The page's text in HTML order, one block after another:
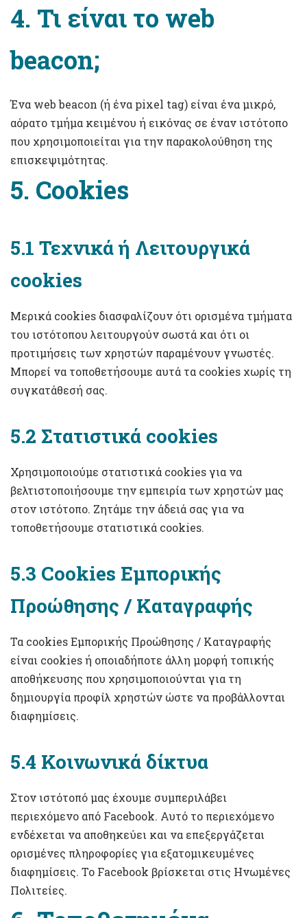
4. Τι είναι το web
beacon;
Ένα web beacon (ή ένα pixel tag) είναι ένα μικρό,
αόρατο τμήμα κειμένου ή εικόνας σε έναν ιστότοπο
που χρησιμοποιείται για την παρακολούθηση της
επισκεψιμότητας.
5. Cookies
5.1 Τεχνικά ή Λειτουργικά
cookies
Μερικά cookies διασφαλίζουν ότι ορισμένα τμήματα
του ιστότοπου λειτουργούν σωστά και ότι οι
προτιμήσεις των χρηστών παραμένουν γνωστές.
Μπορεί να τοποθετήσουμε αυτά τα cookies χωρίς τη
συγκατάθεσή σας.
5.2 Στατιστικά cookies
Χρησιμοποιούμε στατιστικά cookies για να
βελτιστοποιήσουμε την εμπειρία των χρηστών μας
στον ιστότοπο. Ζητάμε την άδειά σας για να
τοποθετήσουμε στατιστικά cookies.
5.3 Cookies Εμπορικής
Προώθησης / Καταγραφής
Τα cookies Εμπορικής Προώθησης / Καταγραφής
είναι cookies ή οποιαδήποτε άλλη μορφή τοπικής
αποθήκευσης που χρησιμοποιούνται για τη
δημιουργία προφίλ χρηστών ώστε να προβάλλονται
διαφημίσεις.
5.4 Κοινωνικά δίκτυα
Στον ιστότοπό μας έχουμε συμπεριλάβει
περιεχόμενο από Facebook. Αυτό το περιεχόμενο
ενδέχεται να αποθηκεύει και να επεξεργάζεται
ορισμένες πληροφορίες για εξατομικευμένες
διαφημίσεις. Το Facebook βρίσκεται στις Ηνωμένες
Πολιτείες.